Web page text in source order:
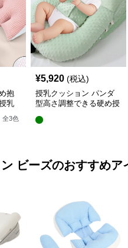
抱
乳
全3色
¥5,920 (税込)
授乳クッション パンダ
型高さ調整できる硬め授
ビーズのおすすめア